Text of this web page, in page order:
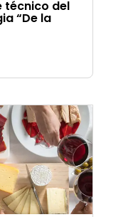
técnico del
“De la